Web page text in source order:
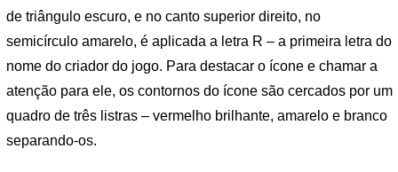
de triângulo escuro, e no canto superior direito, no
semicírculo amarelo, é aplicada a letra R – a primeira letra do
nome do criador do jogo. Para destacar o ícone e chamar a
atenção para ele, os contornos do ícone são cercados por um
quadro de três listras – vermelho brilhante, amarelo e branco
separando-os.